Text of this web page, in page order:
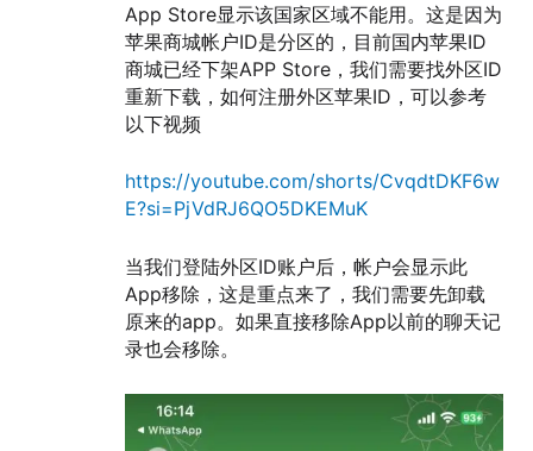
App Store显示该国家区域不能用。这是因为
苹果商城帐户ID是分区的，目前国内苹果ID
商城已经下架APP Store，我们需要找外区ID
重新下载，如何注册外区苹果ID，可以参考
以下视频
https://youtube.com/shorts/CvqdtDKF6w
E?si=PjVdRJ6QO5DKEMuK
当我们登陆外区ID账户后，帐户会显示此
App移除，这是重点来了，我们需要先卸载
原来的app。如果直接移除App以前的聊天记
录也会移除。